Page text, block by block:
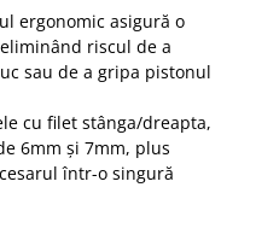
ergonomic asigură o
riscul de a
sau de a gripa pistonul
cu filet stânga/dreapta,
6mm și 7mm, plus
într-o singură